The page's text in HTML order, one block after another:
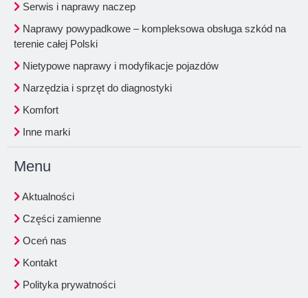
Serwis i naprawy naczep
Naprawy powypadkowe – kompleksowa obsługa szkód na
terenie całej Polski
Nietypowe naprawy i modyfikacje pojazdów
Narzędzia i sprzęt do diagnostyki
Komfort
Inne marki
Menu
Aktualności
Części zamienne
Oceń nas
Kontakt
Polityka prywatności